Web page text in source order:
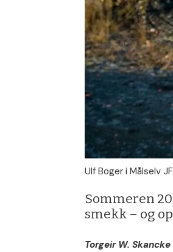
Ulf Boger i Målselv
Sommeren
smekk – og
Torgeir W. Skancke